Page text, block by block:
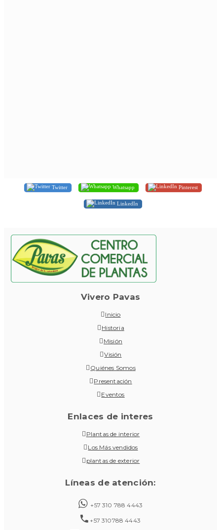
Twitter Whatsapp Pinterest
LinkedIn
Vivero Pavas
Inicio
Historia
Misión
Visión
Quiénes Somos
Presentación
Eventos
Enlaces de interes
Plantas de interior
Los Más vendidos
plantas de exterior
Líneas de atención:
+57 310 788 4443
+57 310788 4443